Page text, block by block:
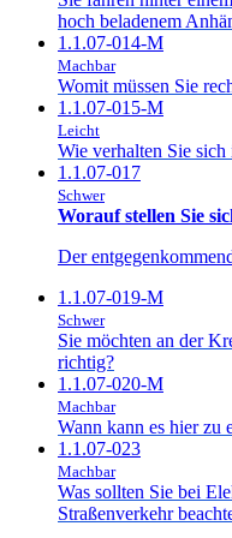
hoch beladenem
1.1.07-014-M
Machbar
Womit müssen Sie
1.1.07-015-M
Leicht
Wie verhalten Sie
1.1.07-017
Schwer
Worauf stellen Sie
Der
1.1.07-019-M
Schwer
Sie möchten an der
richtig?
1.1.07-020-M
Machbar
Wann kann es hier zu
1.1.07-023
Machbar
Was sollten Sie bei
Straßenverkehr